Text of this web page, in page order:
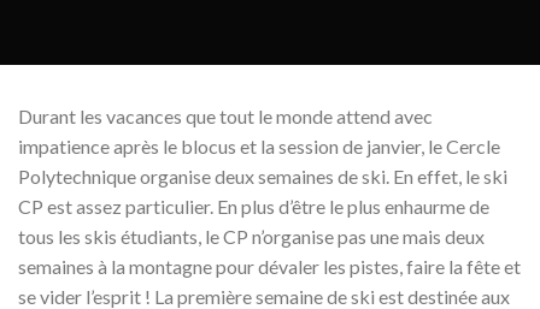
Durant les vacances que tout le monde attend avec
impatience après le blocus et la session de janvier, le Cercle
Polytechnique organise deux semaines de ski. En effet, le ski
CP est assez particulier. En plus d’être le plus enhaurme de
tous les skis étudiants, le CP n’organise pas une mais deux
semaines à la montagne pour dévaler les pistes, faire la fête et
se vider l’esprit ! La première semaine de ski est destinée aux